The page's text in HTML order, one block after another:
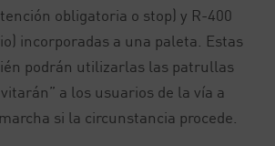
obligatoria o stop) y R-400
incorporadas a una paleta. Estas
podrán utilizarlas las patrullas
a los usuarios de la vía a
si la circunstancia procede.